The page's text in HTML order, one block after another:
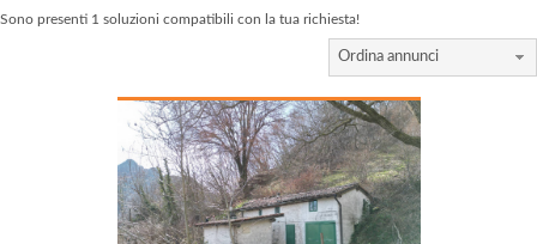
Sono presenti 1 soluzioni compatibili con la tua richiesta!
Ordina annunci